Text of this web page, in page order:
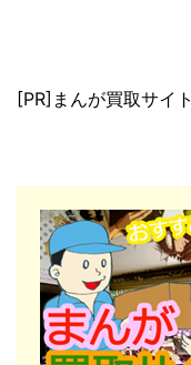
[PR]まんが買取サイト